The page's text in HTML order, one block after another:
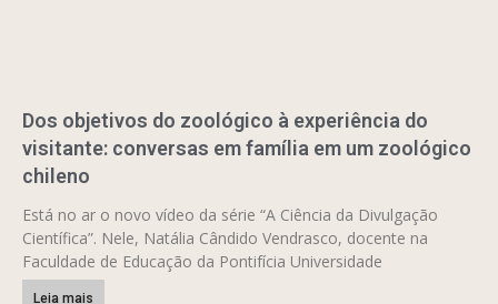
Dos objetivos do zoológico à experiência do
visitante: conversas em família em um zoológico
chileno
Está no ar o novo vídeo da série “A Ciência da Divulgação
Científica”. Nele, Natália Cândido Vendrasco, docente na
Faculdade de Educação da Pontifícia Universidade
Leia mais